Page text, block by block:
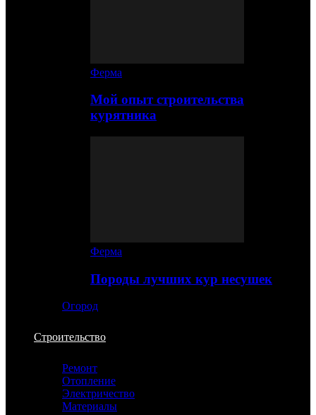
Ферма
Мой опыт строительства
курятника
Ферма
Породы лучших кур несушек
Огород
Строительство
Ремонт
Отопление
Электричество
Материалы